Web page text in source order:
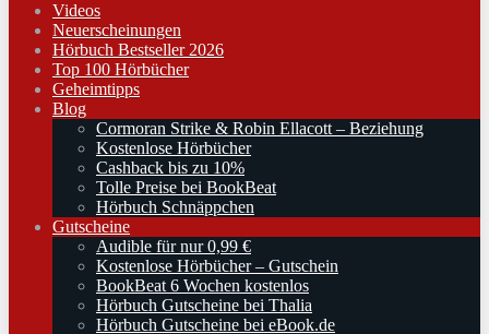
Videos
Neuerscheinungen
Hörbuch Bestseller 2026
Top 100 Hörbücher
Geheimtipps
Blog
Cormoran Strike & Robin Ellacott – Beziehung
Kostenlose Hörbücher
Cashback bis zu 10%
Tolle Preise bei BookBeat
Hörbuch Schnäppchen
Gutscheine
Audible für nur 0,99 €
Kostenlose Hörbücher – Gutschein
BookBeat 6 Wochen kostenlos
Hörbuch Gutscheine bei Thalia
Hörbuch Gutscheine bei eBook.de